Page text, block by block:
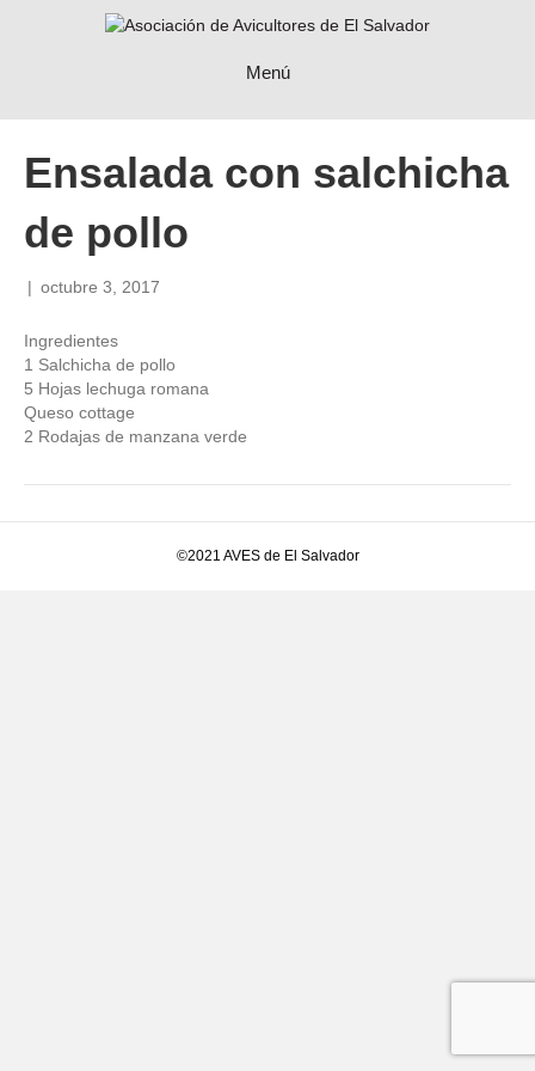
Menú
Ensalada con salchicha
de pollo
| octubre 3, 2017
Ingredientes
1 Salchicha de pollo
5 Hojas lechuga romana
Queso cottage
2 Rodajas de manzana verde
©2021 AVES de El Salvador